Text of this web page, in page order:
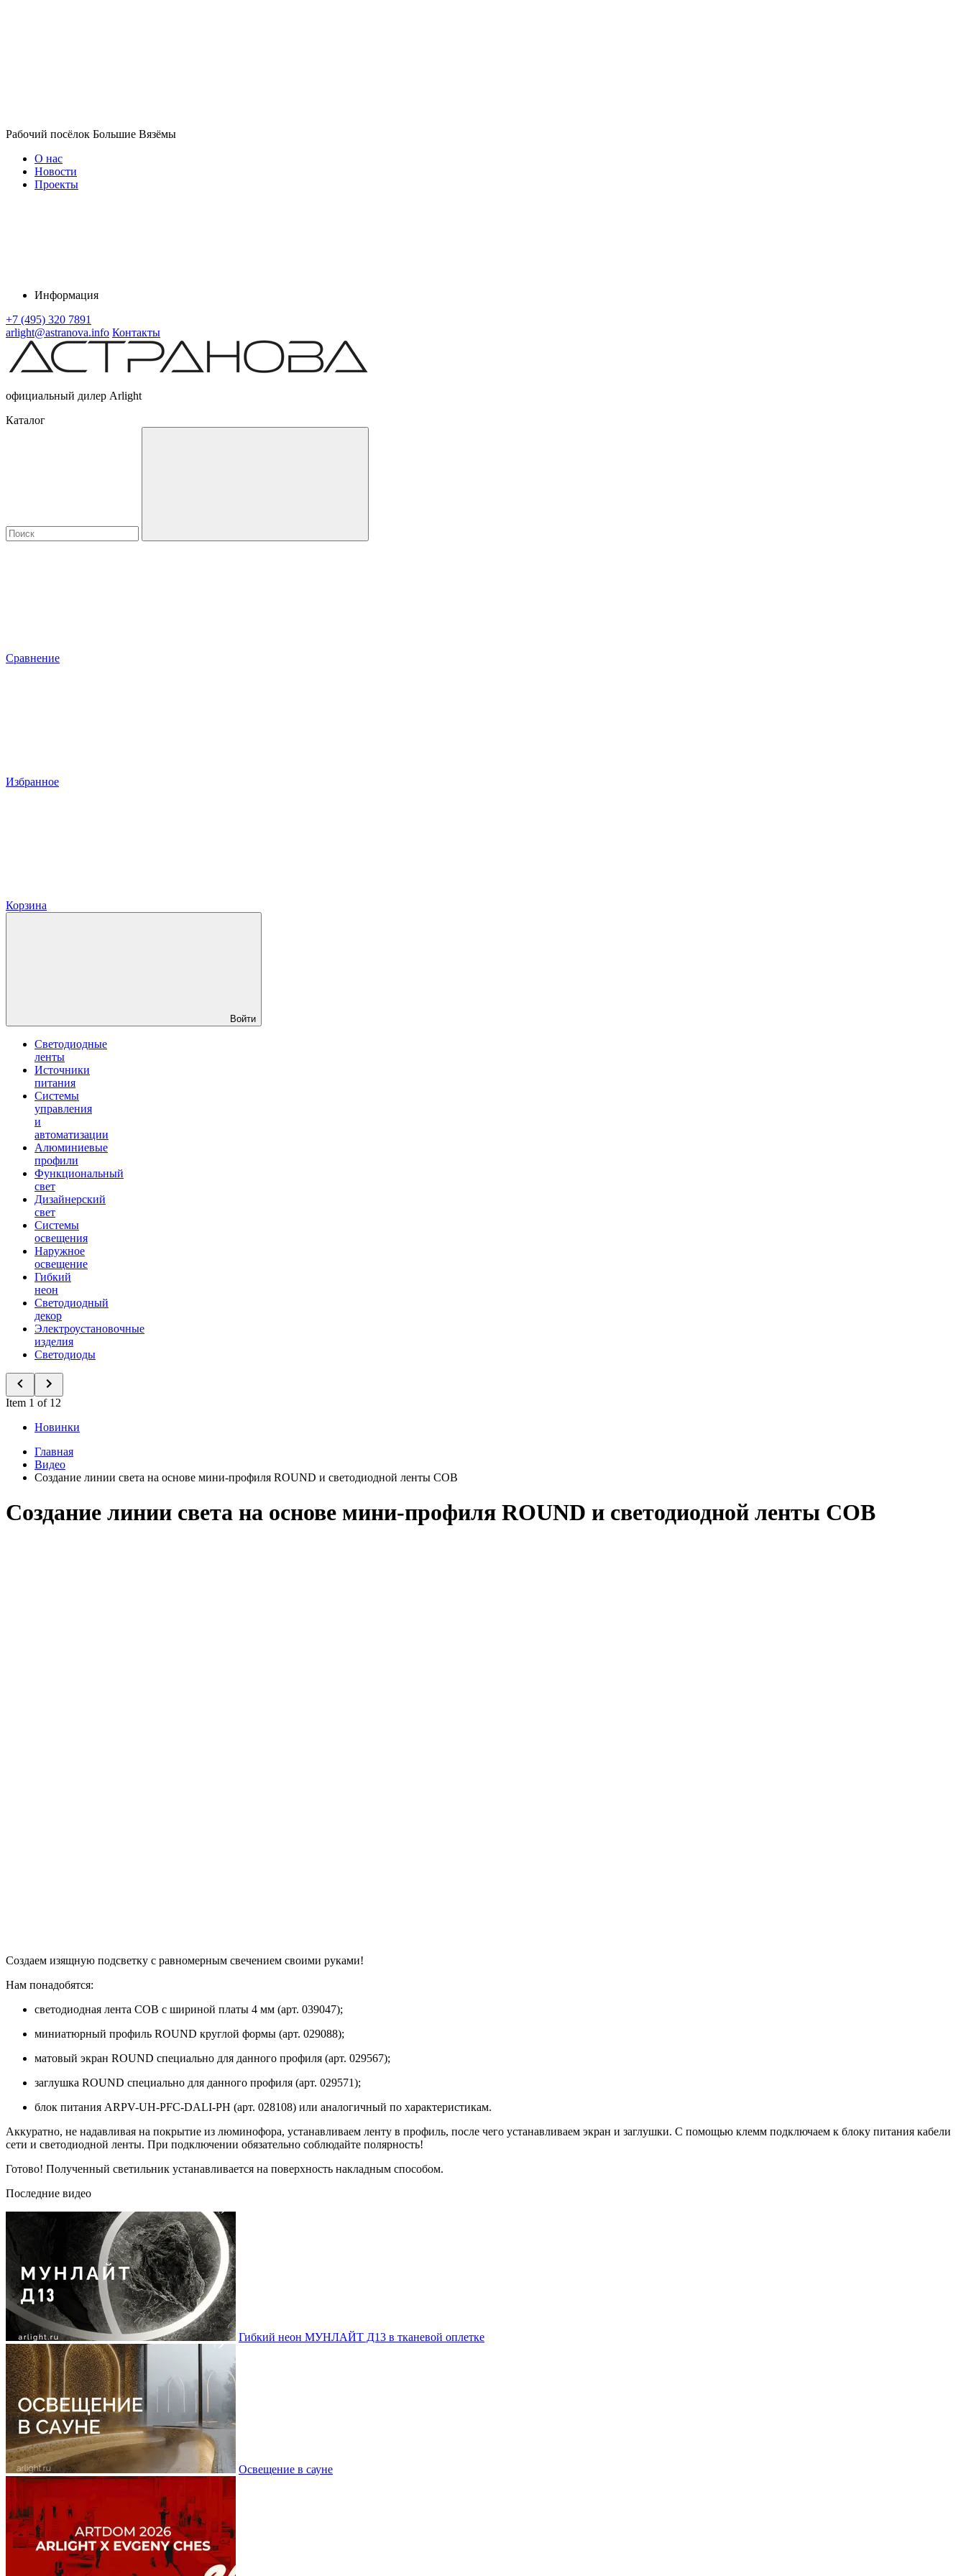
Рабочий посёлок Большие Вязёмы
О нас
Новости
Проекты
Информация
+7 (495) 320 7891
arlight@astranova.info Контакты
официальный дилер Arlight
Каталог
Сравнение
Избранное
Корзина
Войти
Светодиодные
ленты
Источники
питания
Системы
управления
и
автоматизации
Алюминиевые
профили
Функциональный
свет
Дизайнерский
свет
Системы
освещения
Наружное
освещение
Гибкий
неон
Светодиодный
декор
Электроустановочные
изделия
Светодиоды
Item 1 of 12
Новинки
Главная
Видео
Создание линии света на основе мини-профиля ROUND и светодиодной ленты COB
Создание линии света на основе мини-профиля ROUND и светодиодной ленты COB
Создаем изящную подсветку с равномерным свечением своими руками!
Нам понадобятся:
светодиодная лента COB с шириной платы 4 мм (арт. 039047);
миниатюрный профиль ROUND круглой формы (арт. 029088);
матовый экран ROUND специально для данного профиля (арт. 029567);
заглушка ROUND специально для данного профиля (арт. 029571);
блок питания ARPV-UH-PFC-DALI-PH (арт. 028108) или аналогичный по характеристикам.
Аккуратно, не надавливая на покрытие из люминофора, устанавливаем ленту в профиль, после чего устанавливаем экран и заглушки. С помощью клемм подключаем к блоку питания кабели
сети и светодиодной ленты. При подключении обязательно соблюдайте полярность!
Готово! Полученный светильник устанавливается на поверхность накладным способом.
Последние видео
Гибкий неон МУНЛАЙТ Д13 в тканевой оплетке
Освещение в сауне